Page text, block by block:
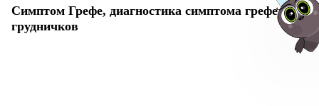
Cимптом Грефе, диагностика симптома грефе у
грудничков